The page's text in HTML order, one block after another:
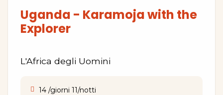
Uganda - Karamoja with the
Explorer
L'Africa degli Uomini
14 /giorni 11/notti